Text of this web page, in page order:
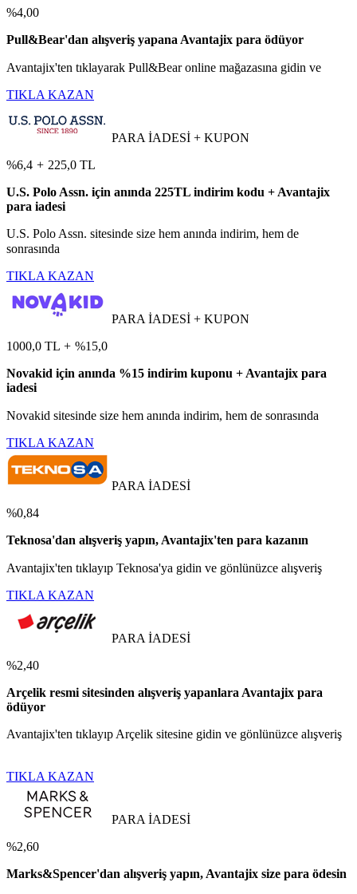
%4,00
Pull&Bear'dan alışveriş yapana Avantajix para ödüyor
Avantajix'ten tıklayarak Pull&Bear online mağazasına gidin ve
TIKLA KAZAN
PARA İADESİ + KUPON
%6,4 + 225,0 TL
U.S. Polo Assn. için anında 225TL indirim kodu + Avantajix
para iadesi
U.S. Polo Assn. sitesinde size hem anında indirim, hem de
sonrasında
TIKLA KAZAN
PARA İADESİ + KUPON
1000,0 TL + %15,0
Novakid için anında %15 indirim kuponu + Avantajix para
iadesi
Novakid sitesinde size hem anında indirim, hem de sonrasında
TIKLA KAZAN
PARA İADESİ
%0,84
Teknosa'dan alışveriş yapın, Avantajix'ten para kazanın
Avantajix'ten tıklayıp Teknosa'ya gidin ve gönlünüzce alışveriş
TIKLA KAZAN
PARA İADESİ
%2,40
Arçelik resmi sitesinden alışveriş yapanlara Avantajix para
ödüyor
Avantajix'ten tıklayıp Arçelik sitesine gidin ve gönlünüzce alışveriş
TIKLA KAZAN
PARA İADESİ
%2,60
Marks&Spencer'dan alışveriş yapın, Avantajix size para ödesin